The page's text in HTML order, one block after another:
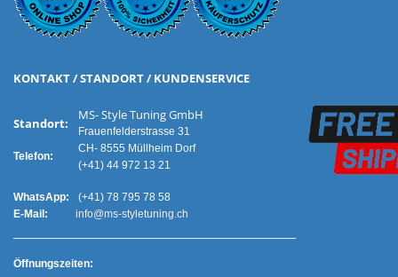
KONTAKT / STANDORT / KUNDENSERVICE
Standort:
Telefon:
MS- Style Tuning GmbH
Frauenfelderstrasse 31
CH- 8555 Müllheim Dorf
(+41) 44 972 13 21
WhatsApp:
(+41) 78 795 78 58
E-Mail:
info@ms-styletuning.ch
Öffnungszeiten: